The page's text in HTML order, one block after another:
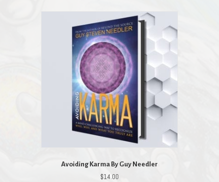
Avoiding Karma By Guy Needler
$14.00